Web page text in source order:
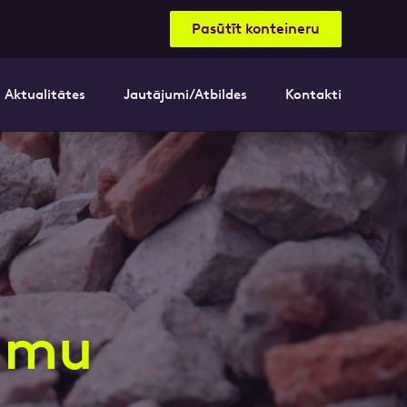
Pasūtīt konteineru
Aktualitātes Jautājumi/Atbildes Kontakti